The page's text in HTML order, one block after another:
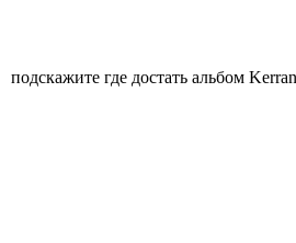
подскажите где достать альбом